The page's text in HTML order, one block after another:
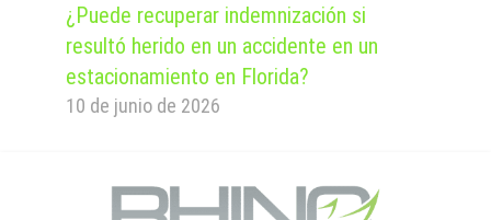
¿Puede recuperar indemnización si
resultó herido en un accidente en un
estacionamiento en Florida?
10 de junio de 2026